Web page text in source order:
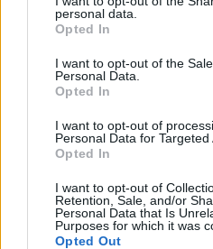
personal data.
Opted In
I want to opt-out of the
Personal Data.
Opted In
I want to opt-out of
Personal Data for Targeted
Opted In
I want to opt-out of
Retention, Sale, and/or
Personal Data that Is
Purposes for which it was
Opted Out
lakosságot a
gondatlanságból
emberöléssel
történt baleset